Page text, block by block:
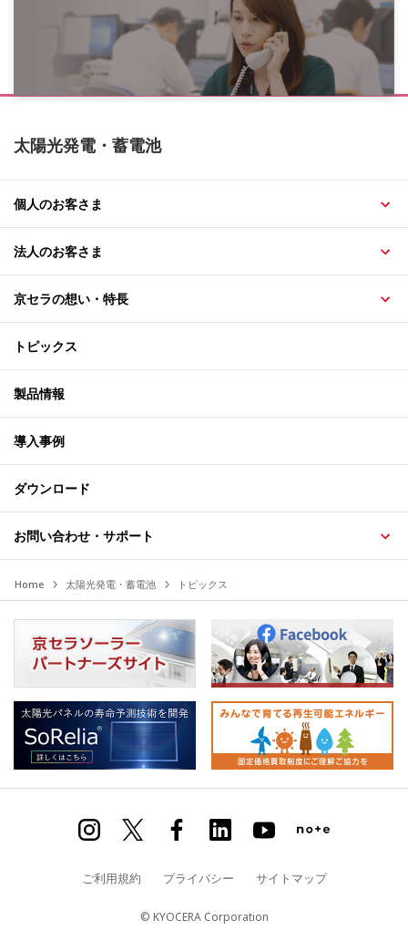
太陽光発電・蓄電池
個人のお客さま
法人のお客さま
京セラの想い・特長
トピックス
製品情報
導入事例
ダウンロード
お問い合わせ・サポート
Home 太陽光発電・蓄電池 トピックス
ご利用規約 プライバシー サイトマップ
© KYOCERA Corporation